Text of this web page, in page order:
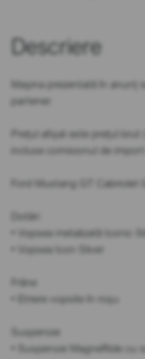
Descriere
Mașina prezentată în anunț
partener.
Prețul afișat este prețul
incluse comisionul de
Ford Mustang GT Cabriolet
Dotări:
• Vopsea metalizată Iconic
• Vopsea Icon Silver
Frâne
• Etriere vopsite în roșu
Suspensie
• Suspensie MagneRide